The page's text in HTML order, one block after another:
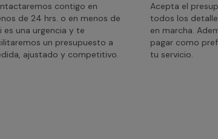
contigo en
de 24 hrs. o en menos de
es una urgencia y te
un presupuesto a
ajustado y competitivo.
Acepta el
todos los
en marcha.
pagar como
tu servicio.